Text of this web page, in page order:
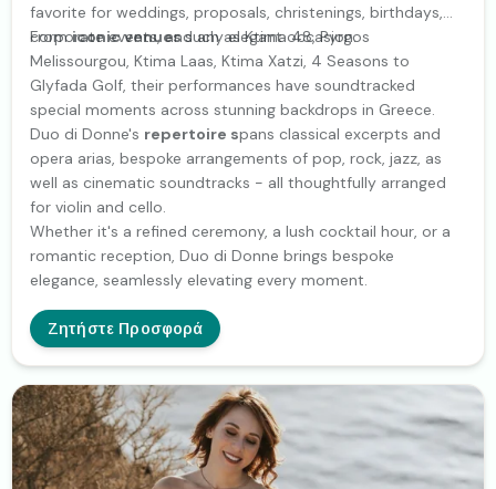
favorite for weddings, proposals, christenings, birthdays,
corporate events, and any elegant occasion.
Fromiconic venuessuch as Ktima 48, Pyrgos
Melissourgou, Ktima Laas, Ktima Xatzi, 4 Seasons to
Glyfada Golf, their performances have soundtracked
special moments across stunning backdrops in Greece.
Duo di Donne's repertoire spans classical excerpts and
opera arias, bespoke arrangements of pop, rock, jazz, as
well as cinematic soundtracks - all thoughtfully arranged
for violin and cello.
Whether it's a refined ceremony, a lush cocktail hour, or a
romantic reception, Duo di Donne brings bespoke
elegance, seamlessly elevating every moment.
Ζητήστε Προσφορά